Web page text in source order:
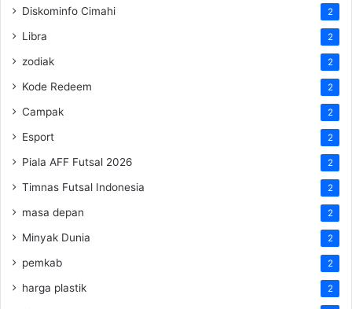
Diskominfo Cimahi 2
Libra 2
zodiak 2
Kode Redeem 2
Campak 2
Esport 2
Piala AFF Futsal 2026 2
Timnas Futsal Indonesia 2
masa depan 2
Minyak Dunia 2
pemkab 2
harga plastik 2